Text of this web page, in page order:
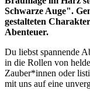
Schwarze Auge".
gestalteten
Abenteuer.
Du liebst spannende
in die Rollen von
Zauber*innen oder
mit uns auf eine